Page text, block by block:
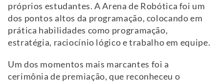
próprios estudantes. A Arena de Robótica foi um
dos pontos altos da programação, colocando em
prática habilidades como programação,
estratégia, raciocínio lógico e trabalho em equipe.
Um dos momentos mais marcantes foi a
cerimônia de premiação, que reconheceu o